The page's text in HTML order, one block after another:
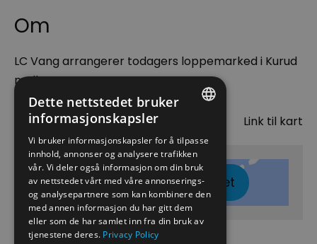
Om
LC Vang arrangerer todagers loppemarked i Kurud
mølle.
Kart Link til kart
Klikk her for å vise kartet
NORWEGIAN
GERMAN
Dette nettstedet bruker
informasjonskapsler
Vi bruker informasjonskapsler for å tilpasse
innhold, annonser og analysere trafikken
vår. Vi deler også informasjon om din bruk
av nettstedet vårt med våre annonserings-
og analysepartnere som kan kombinere den
med annen informasjon du har gitt dem
eller som de har samlet inn fra din bruk av
tjenestene deres. Privacy Policy